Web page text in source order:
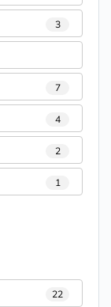
3
7
4
2
1
22